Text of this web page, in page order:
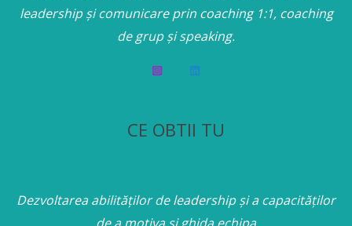
leadership și comunicare prin coaching 1:1, coaching
de grup și speaking.
CE OBTII TU
Dezvoltarea abilităților de leadership și a capacităților